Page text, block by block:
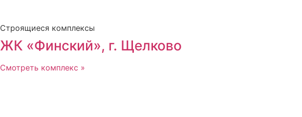
Строящиеся комплексы
ЖК «Финский», г. Щелково
Смотреть комплекс »